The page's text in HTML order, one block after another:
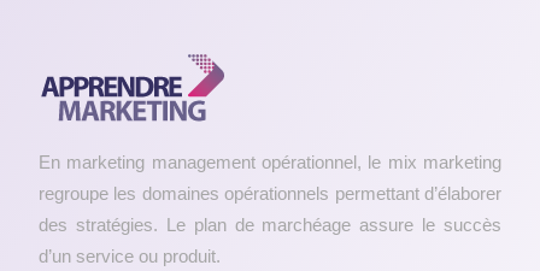
En marketing management opérationnel, le mix marketing
regroupe les domaines opérationnels permettant d’élaborer
des stratégies. Le plan de marchéage assure le succès
d’un service ou produit.